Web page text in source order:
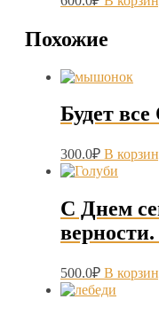
Похожие
Будет
300.0₽ В
С Днем
500.0₽ В